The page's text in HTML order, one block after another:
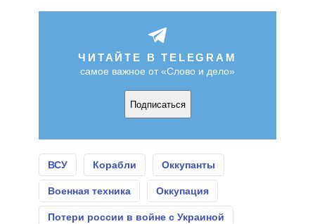
ЧИТАЙТЕ В TELEGRAM
самое важное от «Слово и дело»
Подписаться
ВСУ Корабли Оккупанты
Военная техника Оккупация
Потери россии в войне с Украиной